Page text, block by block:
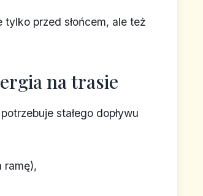
przed słońcem, ale też
na trasie
stałego dopływu
ramę),